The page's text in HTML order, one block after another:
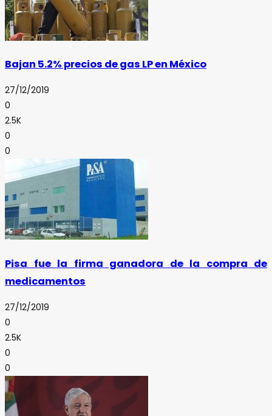
Bajan 5.2% precios de gas LP en México
27/12/2019
0
2.5K
0
0
Pisa fue la firma ganadora de la compra de
medicamentos
27/12/2019
0
2.5K
0
0